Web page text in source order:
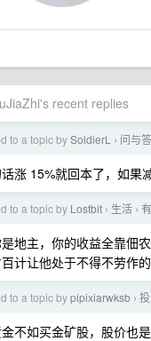
recent replies
to a topic bySoldierL › 问与答
涨 15%就回本了，如果
to a topic by Lostbit › 生活 ›
地主，你的收益全靠佃
计让他处于不得不劳作的
to a topic bypipixiarwksb ›
不如买金矿股，股价也